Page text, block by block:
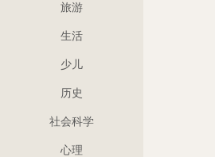
旅游
生活
少儿
历史
社会科学
心理